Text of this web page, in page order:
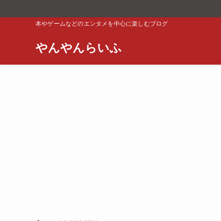
本やゲームなどのエンタメを中心に楽しむブログ
やんやんらいふ